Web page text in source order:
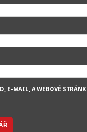
E-MAIL, A WEBOVÉ